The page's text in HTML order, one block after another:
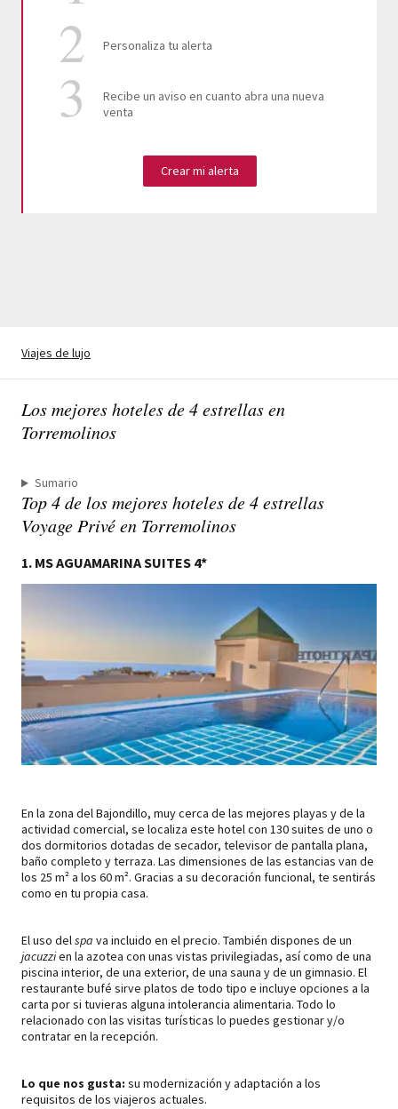
Personaliza tu alerta
Recibe un aviso en cuanto abra una nueva
venta
Crear mi alerta
Viajes de lujo
Los mejores hoteles de 4 estrellas en
Torremolinos
Sumario
Top 4 de los mejores hoteles de 4 estrellas
Voyage Privé en Torremolinos
1. MS AGUAMARINA SUITES 4*
En la zona del Bajondillo, muy cerca de las mejores playas y de la
actividad comercial, se localiza este hotel con 130 suites de uno o
dos dormitorios dotadas de secador, televisor de pantalla plana,
baño completo y terraza. Las dimensiones de las estancias van de
los 25 m² a los 60 m². Gracias a su decoración funcional, te sentirás
como en tu propia casa.
El uso delspa va incluido en el precio. También dispones de un
jacuzzien la azotea con unas vistas privilegiadas, así como de una
piscina interior, de una exterior, de una sauna y de un gimnasio. El
restaurante bufé sirve platos de todo tipo e incluye opciones a la
carta por si tuvieras alguna intolerancia alimentaria. Todo lo
relacionado con las visitas turísticas lo puedes gestionar y/o
contratar en la recepción.
Lo que nos gusta: su modernización y adaptación a los
requisitos de los viajeros actuales.